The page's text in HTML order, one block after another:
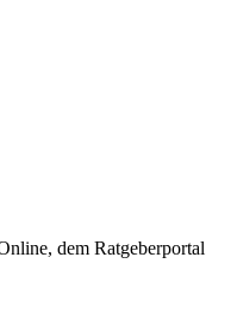
dem Ratgeberportal